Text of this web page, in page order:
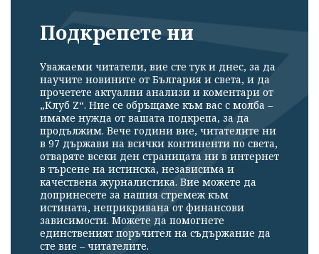
Подкрепете ни
Уважаеми читатели, вие сте тук и днес, за да
научите новините от България и света, и да
прочетете актуални анализи и коментари от
„Клуб Z“. Ние се обръщаме към вас с молба –
имаме нужда от вашата подкрепа, за да
продължим. Вече години вие, читателите ни
в 97 държави на всички континенти по света,
отваряте всеки ден страницата ни в интернет
в търсене на истинска, независима и
качествена журналистика. Вие можете да
допринесете за нашия стремеж към
истината, неприкривана от финансови
зависимости. Можете да помогнете
единственият поръчител на съдържание да
сте вие – читателите.